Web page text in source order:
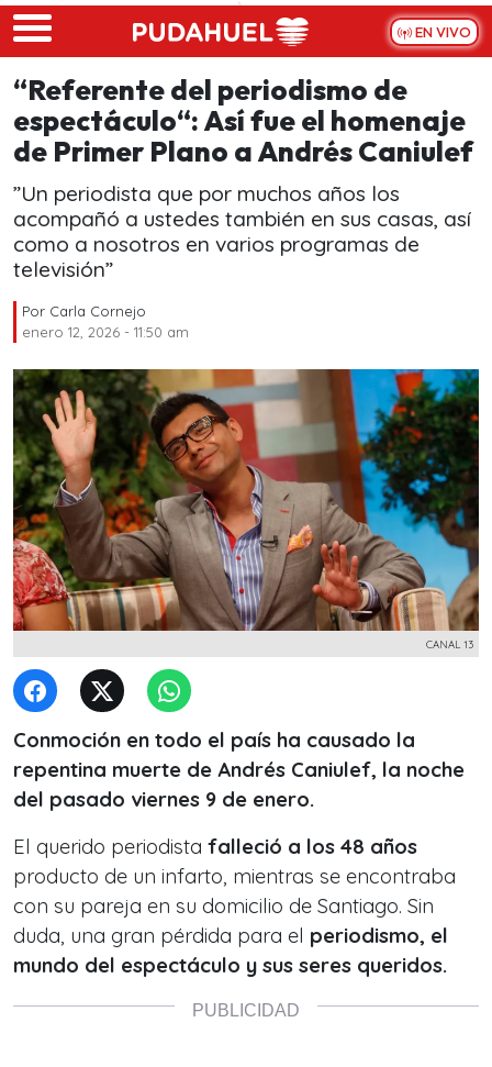
Skip to main content
EN VIVO
“Referente del periodismo de
espectáculo“: Así fue el homenaje
de Primer Plano a Andrés Caniulef
”Un periodista que por muchos años los
acompañó a ustedes también en sus casas, así
como a nosotros en varios programas de
televisión”
Por Carla Cornejo
enero 12, 2026 - 11:50 am
CANAL 13
Conmoción en todo el país ha causado la
repentina muerte de Andrés Caniulef, la noche
del pasado viernes 9 de enero.
El querido periodista falleció a los 48 años
producto de un infarto, mientras se encontraba
con su pareja en su domicilio de Santiago. Sin
duda, una gran pérdida para el periodismo, el
mundo del espectáculo y sus seres queridos.